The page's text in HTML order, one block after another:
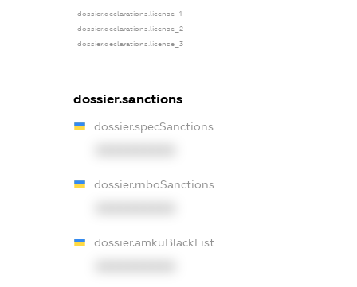
dossier.declarations.license_1
dossier.declarations.license_2
dossier.declarations.license_3
dossier.sanctions
dossier.specSanctions
dossier.rnboSanctions
dossier.amkuBlackList